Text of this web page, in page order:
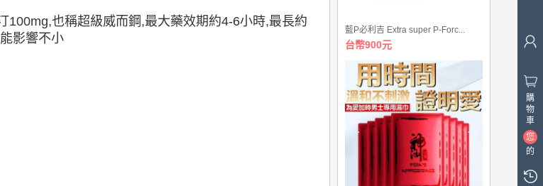
也稱超級威而鋼,最大藥效期約4-6小時,最長約
影響不小
藍P必利吉 Extra super P-Forc...
台幣900元
購
物
車
您
的
物